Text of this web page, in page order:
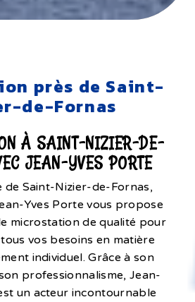
près de Saint-
de-Fornas
À SAINT-NIZIER-DE-
JEAN-YVES PORTE
de Saint-Nizier-de-Fornas,
Yves Porte vous propose
microstation de qualité pour
vos besoins en matière
individuel. Grâce à son
professionnalisme, Jean-
un acteur incontournable